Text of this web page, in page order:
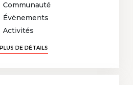
Communauté
Évènements
Activités
PLUS DE DÉTAILS